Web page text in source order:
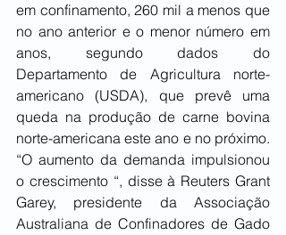
em confinamento, 260 mil a menos que
no ano anterior e o menor número em
anos, segundo dados do
Departamento de Agricultura norte-
americano (USDA), que prevê uma
queda na produção de carne bovina
norte-americana este ano e no próximo.
“O aumento da demanda impulsionou
o crescimento “, disse à Reuters Grant
Garey, presidente da Associação
Australiana de Confinadores de Gado